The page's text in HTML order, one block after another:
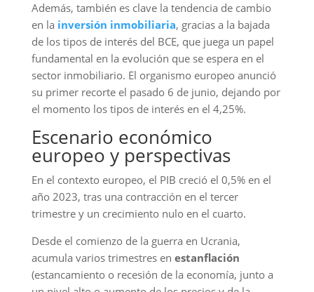
Además, también es clave la tendencia de cambio
en la inversión inmobiliaria, gracias a la bajada
de los tipos de interés del BCE, que juega un papel
fundamental en la evolución que se espera en el
sector inmobiliario. El organismo europeo anunció
su primer recorte el pasado 6 de junio, dejando por
el momento los tipos de interés en el 4,25%.
Escenario económico
europeo y perspectivas
En el contexto europeo, el PIB creció el 0,5% en el
año 2023, tras una contracción en el tercer
trimestre y un crecimiento nulo en el cuarto.
Desde el comienzo de la guerra en Ucrania,
acumula varios trimestres en estanflación
(estancamiento o recesión de la economía, junto a